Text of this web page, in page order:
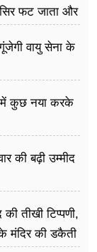
फट जाता और
वायु सेना के
में कुछ नया करके
की बढ़ी उम्मीद
तीखी टिप्पणी,
मंदिर की डकैती